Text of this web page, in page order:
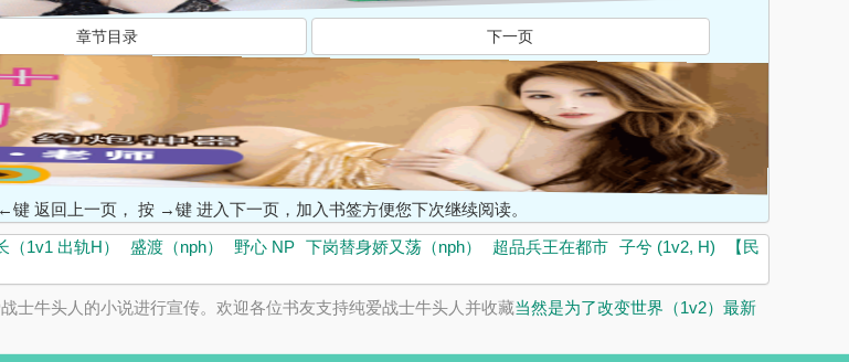
章节目录 下一页
返回上一页， 按 →键 进入下一页，加入书签方便您下次继续阅读。
（1v1 出轨H） 盛渡（nph） 野心 NP 下岗替身娇又荡（nph） 超品兵王在都市 子兮 (1v2, H)
【民
士牛头人的小说进行宣传。欢迎各位书友支持纯爱战士牛头人并收藏当然是为了改变世界（1v2）最新